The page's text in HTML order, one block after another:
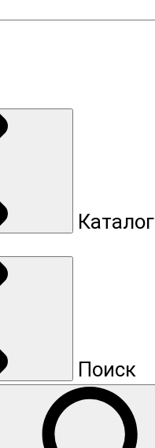
Каталог
Поиск